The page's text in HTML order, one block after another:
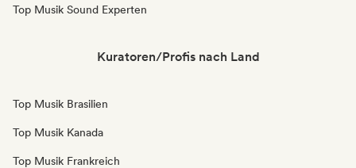
Top Musik Sound Experten
Kuratoren/Profis nach Land
Top Musik Brasilien
Top Musik Kanada
Top Musik Frankreich